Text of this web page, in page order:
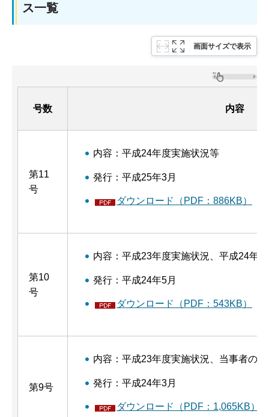
ス一覧
画面サイズで表示
号数 内容
第11
号
内容：平成24年度実施状況等
発行：平成25年3月
ダウンロード（PDF：886KB）
第10
号
内容：平成23年度実施状況、平成24年
発行：平成24年5月
ダウンロード（PDF：543KB）
第9号
内容：平成23年度実施状況、当事者の声
発行：平成24年3月
ダウンロード（PDF：1,065KB）